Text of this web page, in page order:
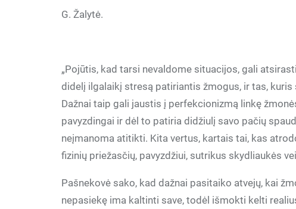
G. Žalytė.
„Pojūtis, kad tarsi nevaldome situacijos, gali
didelį ilgalaikį stresą patiriantis žmogus, ir tas,
Dažnai taip gali jaustis į perfekcionizmą linkę
pavyzdingai ir dėl to patiria didžiulį savo pačių
neįmanoma atitikti. Kita vertus, kartais tai, kas
fizinių priežasčių, pavyzdžiui, sutrikus skydliaukės
Pašnekovė sako, kad dažnai pasitaiko atvejų, kai
nepasiekę ima kaltinti save, todėl išmokti kelti